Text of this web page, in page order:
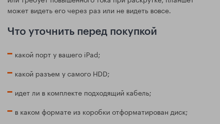
может видеть его через раз или не видеть вовсе.
Что уточнить перед покупкой
какой порт у вашего iPad;
какой разъем у самого HDD;
идет ли в комплекте подходящий кабель;
в каком формате из коробки отформатирован диск;